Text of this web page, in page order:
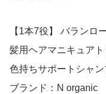
【1本7役】 バランロ
髪用ヘアマニキュア
色持ちサポートシャ
ブランド：N organic